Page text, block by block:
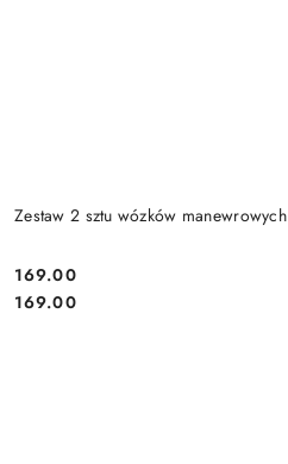
Zestaw 2 sztu wózków
Cena:
169.00
Cena:
169.00